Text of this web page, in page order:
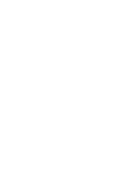
Así, desde
violencia
o víctimas,
consejos